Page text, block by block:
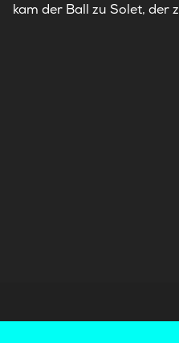
kam der Ball zu Solet, der